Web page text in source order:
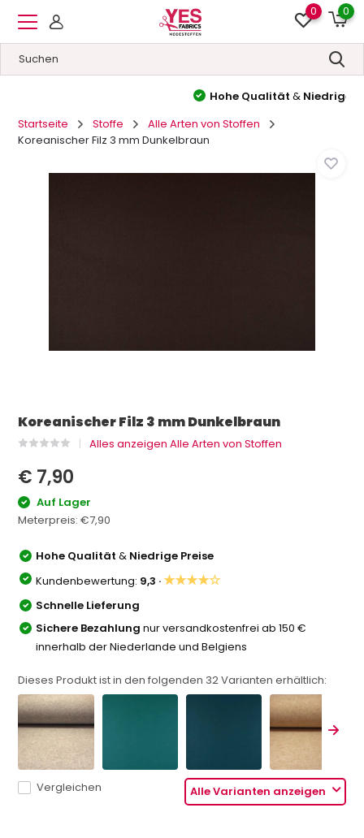
0 0
&Niedrige Preise
Startseite
Stoffe
Alle Arten von Stoffen
Koreanischer Filz 3 mm Dunkelbraun
Koreanischer Filz 3 mm Dunkelbraun
Alles anzeigen Alle Arten von Stoffen
€ 7,90
Auf Lager
Meterpreis:€7,90
Hohe Qualität& Niedrige Preise
Kundenbewertung: 9,3 ·★★★★☆
Schnelle Lieferung
Sichere Bezahlung nur versandkostenfrei ab 150 €
innerhalb der Niederlande und Belgiens
Dieses Produkt ist in den folgenden 32Varianten erhältlich:
Alle Varianten anzeigen
Vergleichen